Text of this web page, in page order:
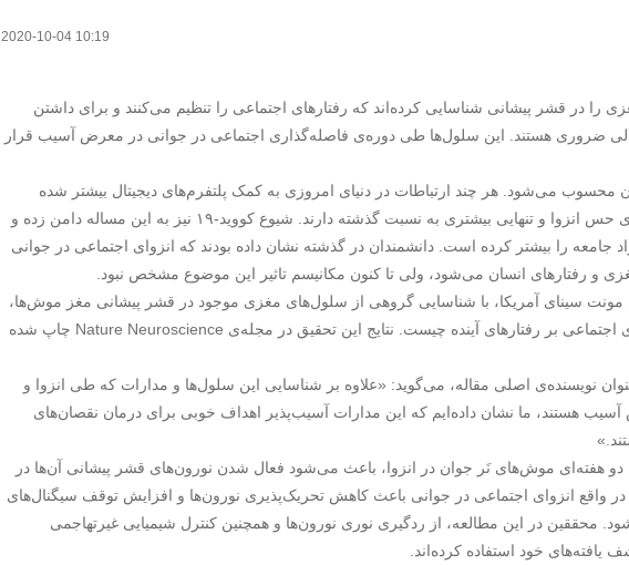
2020-10-04 10:19
را در قشر پیشانی شناسایی کرده‌اند که رفتارهای اجتماعی را تنظیم می‌کنند و برای داشتن
ضروری هستند. این سلول‌ها طی دوره‌ی فاصله‌گذاری اجتماعی در جوانی در معرض آسیب قرار
محسوب می‌شود. هر چند ارتباطات در دنیای امروزی به کمک پلتفرم‌های دیجیتال بیشتر شده
است، ولی جوانان جوامع امروزی حس انزوا و تنهایی بیشتری به نسبت گذشته دارند. شیوع کووید-۱۹ نیز به این مساله دامن زده و
جامعه را بیشتر کرده است. دانشمندان در گذشته نشان داده‌ بودند که انزوای اجتماعی در جوانی
و رفتارهای انسان می‌شود، ولی تا کنون مکانیسم تاثیر این موضوع مشخص نبود.
مونت سینای آمریکا، با شناسایی گروهی از سلول‌های مغزی موجود در قشر پیشانی مغز موش‌ها،
نشان داده‌اند که دلیل تاثیر انزوای اجتماعی بر رفتارهای آینده چیست. نتایج این تحقیق در مجله‌ی Nature Neuroscience چاپ شده
نویسنده‌ی اصلی مقاله، می‌گوید: «علاوه بر شناسایی این سلول‌ها و مدارات که طی انزوا و
هستند، ما نشان داده‌ایم که این مدارات آسیب‌پذیر اهداف خوبی برای درمان نقصان‌های
دو هفته‌ای موش‌های نَر جوان در انزوا، باعث می‌شود فعال شدن نورون‌های قشر پیشانی آن‌ها در
در واقع انزوای اجتماعی در جوانی باعث کاهش تحریک‌پذیری نورون‌ها و افزایش توقف سیگنال‌های
محققین در این مطالعه، از ردگیری نوری نورون‌ها و همچنین کنترل شیمیایی غیرتهاجمی
خود استفاده کرده‌اند.